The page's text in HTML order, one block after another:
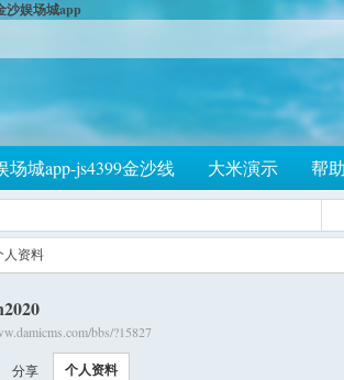
沙娱场城app
场城app-js4399金沙线 大米演示 帮
人资料
bbs/?15827
分享 个人资料